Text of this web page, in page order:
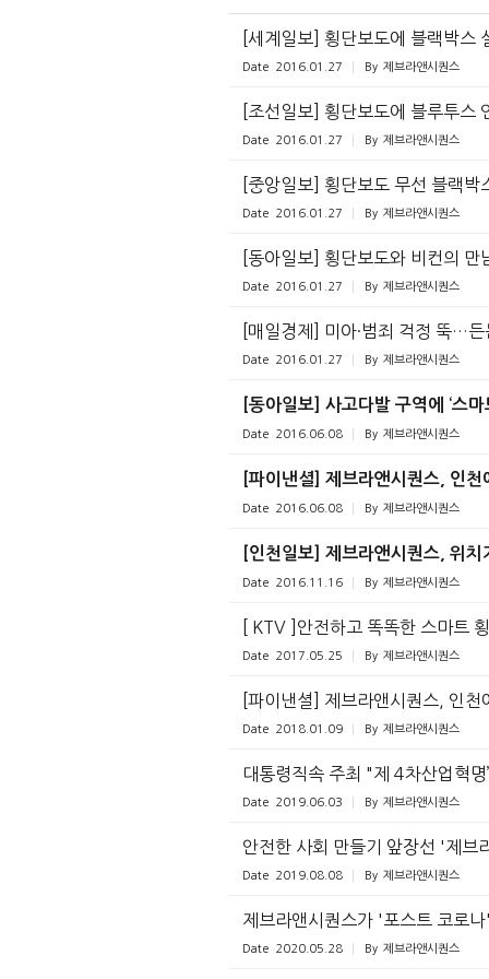
[세계일보] 횡단보도에 블랙박스
Date 2016.01.27 By 제브라앤시퀀스
[조선일보] 횡단보도에 블루투스
Date 2016.01.27 By 제브라앤시퀀스
[중앙일보] 횡단보도 무선 블랙박
Date 2016.01.27 By 제브라앤시퀀스
[동아일보] 횡단보도와 비컨의 만
Date 2016.01.27 By 제브라앤시퀀스
[매일경제] 미아·범죄 걱정 뚝…
Date 2016.01.27 By 제브라앤시퀀스
[동아일보] 사고다발 구역에 ‘스마
Date 2016.06.08 By 제브라앤시퀀스
[파이낸셜] 제브라앤시퀀스, 인
Date 2016.06.08 By 제브라앤시퀀스
[인천일보] 제브라앤시퀀스, 위
Date 2016.11.16 By 제브라앤시퀀스
[ KTV ]안전하고 똑똑한 스마트
Date 2017.05.25 By 제브라앤시퀀스
[파이낸셜] 제브라앤시퀀스, 인
Date 2018.01.09 By 제브라앤시퀀스
대통령직속 주최 "제 4차산업혁
Date 2019.06.03 By 제브라앤시퀀스
안전한 사회 만들기 앞장선 '제브
Date 2019.08.08 By 제브라앤시퀀스
제브라앤시퀀스가 '포스트 코로
Date 2020.05.28 By 제브라앤시퀀스